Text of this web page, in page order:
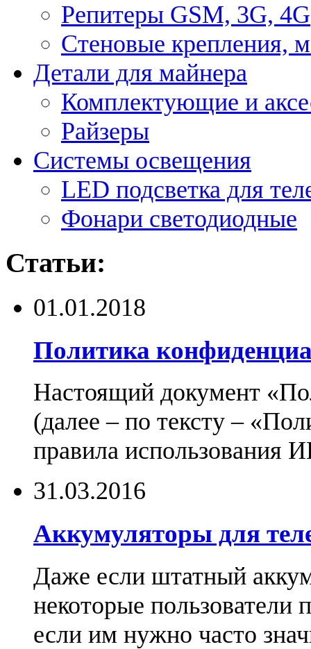
Репитеры GSM, 3G, 4G
Стеновые крепления,
Детали для майнера
Комплектующие и
Райзеры
Системы освещения
LED подсветка для
Фонари светодиодные
Статьи:
01.01.2018
Политика
Настоящий документ
(далее – по тексту –
правила использования
31.03.2016
Аккумуляторы для
Даже если штатный
некоторые пользователи
если им нужно часто